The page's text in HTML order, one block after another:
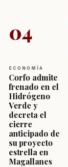
04
ECONOMÍA
Corfo admite
frenado en el
Hidrógeno
Verde y
decreta el
cierre
anticipado de
su proyecto
estrella en
Magallanes